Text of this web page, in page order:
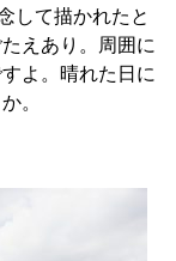
して描かれたと
えあり。周囲に
よ。晴れた日に
。